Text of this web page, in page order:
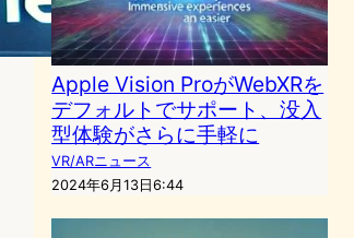
Apple Vision ProがWebXRを
デフォルトでサポート、没入
型体験がさらに手軽に
VR/ARニュース
2024年6月13日6:44